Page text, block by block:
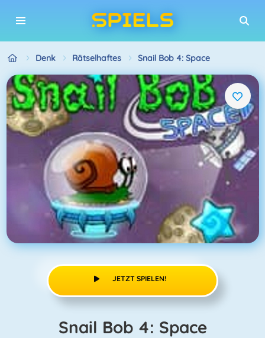
Denk Rätselhaftes Snail Bob 4: Space
JETZT SPIELEN!
Snail Bob 4: Space